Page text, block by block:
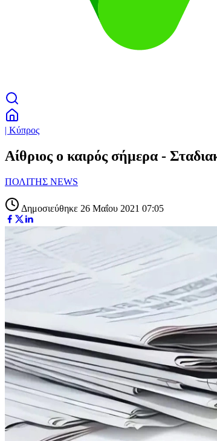
| Κύπρος
Αίθριος ο καιρός σήμερα -
ΠΟΛΙΤΗΣ NEWS
Δημοσιεύθηκε 26 Μαΐου 2021 07:05